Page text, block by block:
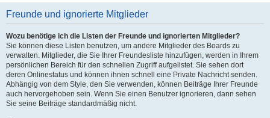
Freunde und ignorierte Mitglieder
Wozu benötige ich die Listen der Freunde und ignorierten Mitglieder?
Sie können diese Listen benutzen, um andere Mitglieder des Boards zu
verwalten. Mitglieder, die Sie Ihrer Freundesliste hinzufügen, werden in Ihrem
persönlichen Bereich für den schnellen Zugriff aufgelistet. Sie sehen dort
deren Onlinestatus und können ihnen schnell eine Private Nachricht senden.
Abhängig von dem Style, den Sie verwenden, können Beiträge Ihrer Freunde
auch hervorgehoben sein. Wenn Sie einen Benutzer ignorieren, dann sehen
Sie seine Beiträge standardmäßig nicht.